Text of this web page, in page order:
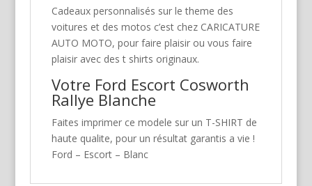
Cadeaux personnalisés sur le theme des
voitures et des motos c’est chez CARICATURE
AUTO MOTO, pour faire plaisir ou vous faire
plaisir avec des t shirts originaux.
Votre Ford Escort Cosworth
Rallye Blanche
Faites imprimer ce modele sur un T-SHIRT de
haute qualite, pour un résultat garantis a vie !
Ford – Escort – Blanc